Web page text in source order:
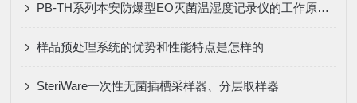
PB-TH系列本安防爆型EO灭菌温湿度记录仪的工作原理和使用方法
样品预处理系统的优势和性能特点是怎样的
SteriWare一次性无菌插槽采样器、分层取样器